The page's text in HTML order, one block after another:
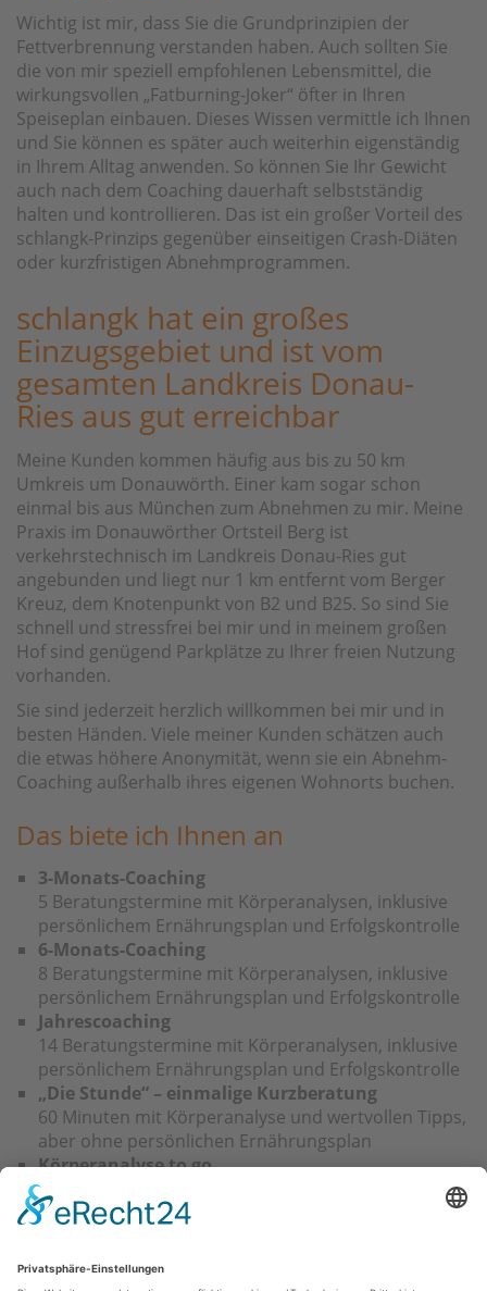
Wichtig ist mir, dass Sie die Grundprinzipien der
Fettverbrennung verstanden haben. Auch sollten Sie
die von mir speziell empfohlenen Lebensmittel, die
wirkungsvollen „Fatburning-Joker“ öfter in Ihren
Speiseplan einbauen. Dieses Wissen vermittle ich Ihnen
und Sie können es später auch weiterhin eigenständig
in Ihrem Alltag anwenden. So können Sie Ihr Gewicht
auch nach dem Coaching dauerhaft selbstständig
halten und kontrollieren. Das ist ein großer Vorteil des
schlangk-Prinzips gegenüber einseitigen Crash-Diäten
oder kurzfristigen Abnehmprogrammen.
schlangk hat ein großes
Einzugsgebiet und ist vom
gesamten Landkreis Donau-
Ries aus gut erreichbar
Meine Kunden kommen häufig aus bis zu 50 km
Umkreis um Donauwörth. Einer kam sogar schon
einmal bis aus München zum Abnehmen zu mir. Meine
Praxis im Donauwörther Ortsteil Berg ist
verkehrstechnisch im Landkreis Donau-Ries gut
angebunden und liegt nur 1 km entfernt vom Berger
Kreuz, dem Knotenpunkt von B2 und B25. So sind Sie
schnell und stressfrei bei mir und in meinem großen
Hof sind genügend Parkplätze zu Ihrer freien Nutzung
vorhanden.
Sie sind jederzeit herzlich willkommen bei mir und in
besten Händen. Viele meiner Kunden schätzen auch
die etwas höhere Anonymität, wenn sie ein Abnehm-
Coaching außerhalb ihres eigenen Wohnorts buchen.
Das biete ich Ihnen an
3-Monats-Coaching
5 Beratungstermine mit Körperanalysen, inklusive
persönlichem Ernährungsplan und Erfolgskontrolle
6-Monats-Coaching
8 Beratungstermine mit Körperanalysen, inklusive
persönlichem Ernährungsplan und Erfolgskontrolle
Jahrescoaching
14 Beratungstermine mit Körperanalysen, inklusive
persönlichem Ernährungsplan und Erfolgskontrolle
„Die Stunde“ – einmalige Kurzberatung
60 Minuten mit Körperanalyse und wertvollen Tipps,
aber ohne persönlichen Ernährungsplan
Körperanalyse to go
NIR-Messung am Bizeps mit Ausdruck einer
persönlichen „Körperurkunde“
Was kostet das Ganze?